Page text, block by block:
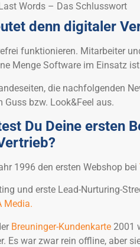
Words – Das Schlusswort
denn digitaler
funktionieren. Mitarbeiter
Menge Software im Einsatz
die nachfolgenden
Guss bzw. Look&Feel aus.
Du Deine ersten
1996 den ersten Webshop bei
und erste Lead-Nurturing-
Media.
Breuninger-Kundenkarte2001
Es war zwar rein offline, aber